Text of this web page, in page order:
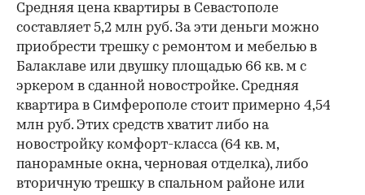
00:00 / 00:00
Средняя цена квартиры в Севастополе
составляет 5,2 млн руб. За эти деньги можно
приобрести трешку с ремонтом и мебелью в
Балаклаве или двушку площадью 66 кв. м с
эркером в сданной новостройке. Средняя
квартира в Симферополе стоит примерно 4,54
млн руб. Этих средств хватит либо на
новостройку комфорт-класса (64 кв. м,
панорамные окна, черновая отделка), либо
вторичную трешку в спальном районе или